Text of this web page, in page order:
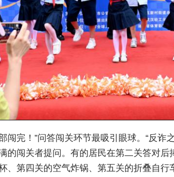
闯完！”问答闯关环节最吸引眼球。“反
的闯关者提问。有的居民在第二关答对
、第四关的空气炸锅、第五关的折叠自